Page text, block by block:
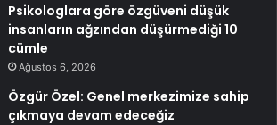
Psikologlara göre özgüveni düşük
insanların ağzından düşürmediği 10
cümle
Ağustos 6, 2026
Özgür Özel: Genel merkezimize sahip
çıkmaya devam edeceğiz